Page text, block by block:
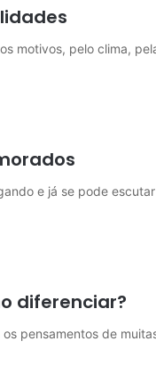
motivos, pelo clima,
e já se pode
diferenciar?
pensamentos de